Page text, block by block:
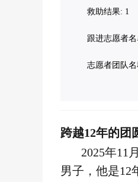
救助结果: 1
跟进志愿者名
志愿者团队
跨越12年的团
2025年11月
男子，他是12